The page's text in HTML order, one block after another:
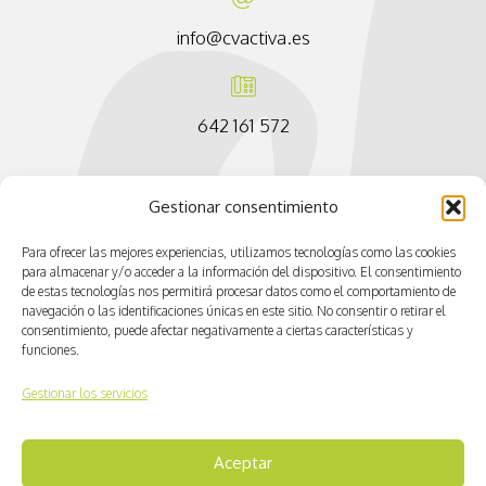
Gestionar consentimiento
Para ofrecer las mejores experiencias, utilizamos tecnologías como las cookies
para almacenar y/o acceder a la información del dispositivo. El consentimiento
de estas tecnologías nos permitirá procesar datos como el comportamiento de
navegación o las identificaciones únicas en este sitio. No consentir o retirar el
consentimiento, puede afectar negativamente a ciertas características y
funciones.
Gestionar los servicios
Aceptar
info@cvactiva.es
642 161 572